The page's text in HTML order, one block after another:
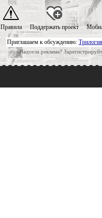
Приглашаем к обсуждению:
Надоела реклама?
Правила Поддержать проект